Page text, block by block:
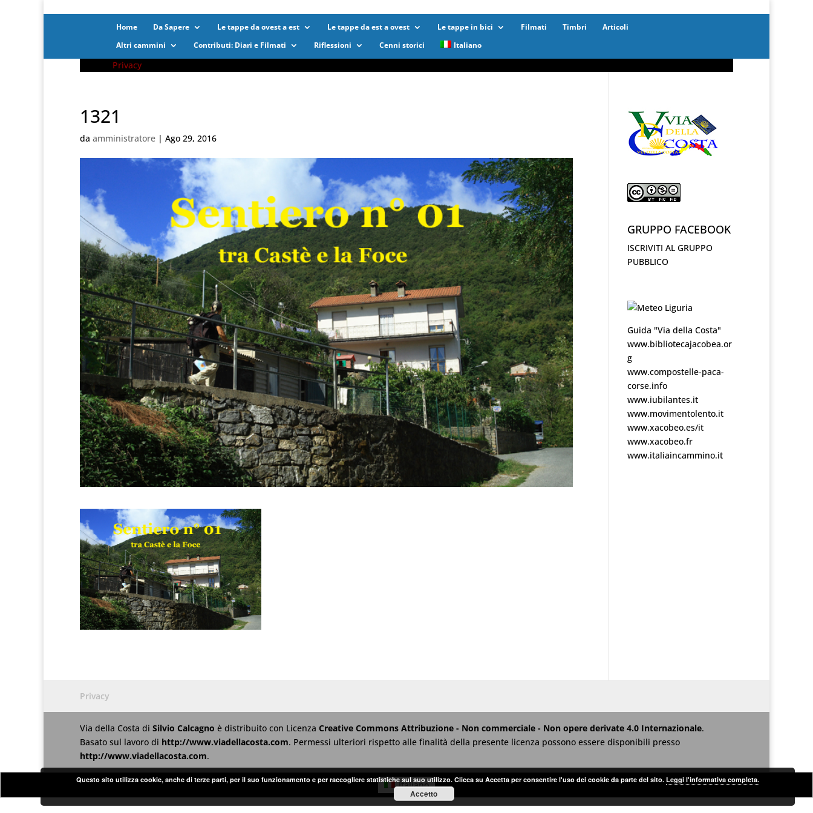
Privacy
Home Da Sapere Le tappe da ovest a est Le tappe da est a ovest Le tappe in bici Filmati Timbri
Articoli
Altri cammini
Contributi: Diari e Filmati Riflessioni Cenni storici Italiano
1321
da amministratore | Ago 29, 2016
GRUPPO FACEBOOK
ISCRIVITI AL GRUPPO
PUBBLICO
Guida "Via della Costa"
www.bibliotecajacobea.or
g
www.compostelle-paca-
corse.info
www.iubilantes.it
www.movimentolento.it
www.xacobeo.es/it
www.xacobeo.fr
www.italiaincammino.it
Privacy
Via della Costa di Silvio Calcagno è distribuito con Licenza Creative Commons Attribuzione - Non commerciale - Non opere derivate 4.0 Internazionale.
Basato sul lavoro di http://www.viadellacosta.com. Permessi ulteriori rispetto alle finalità della presente licenza possono essere disponibili presso
http://www.viadellacosta.com.
Italiano
Questo sito utilizza cookie, anche di terze parti, per il suo funzionamento e per raccogliere statistiche sul suo utilizzo. Clicca su Accetta per consentire l'uso dei cookie da parte del sito.Leggi l'informativa completa.
Accetto